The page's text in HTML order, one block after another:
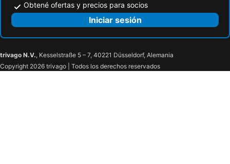
Obtené ofertas y precios para socios
Iniciar sesión
trivago N.V., Kesselstraße 5 – 7, 40221 Düsseldorf, Alemania
Copyright 2026 trivago | Todos los derechos reservados